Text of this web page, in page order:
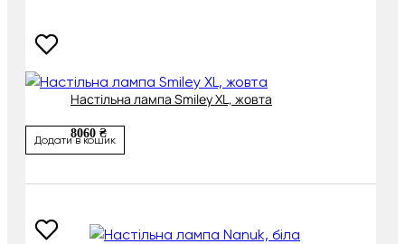
Настільна лампа Smiley XL, жовта
8060 ₴
Додати в кошик